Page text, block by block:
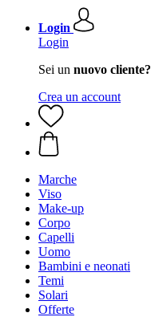
Login
Login
Sei un nuovo cliente?
Crea un account
Marche
Viso
Make-up
Corpo
Capelli
Uomo
Bambini e neonati
Temi
Solari
Offerte